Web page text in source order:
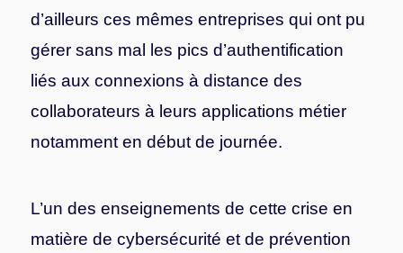
d’ailleurs ces mêmes entreprises qui ont pu
gérer sans mal les pics d’authentification
liés aux connexions à distance des
collaborateurs à leurs applications métier
notamment en début de journée.
L’un des enseignements de cette crise en
matière de cybersécurité et de prévention